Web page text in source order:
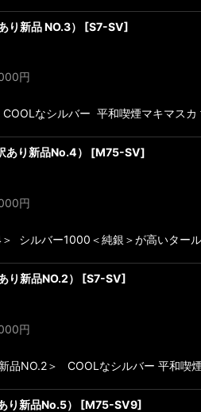
り新品 NO.3） [S7-SV]
円
なシルバー 平和喫煙マキマスカ
あり新品No.4） [M75-SV]
円
シルバー1000＜純銀＞が高いター
り新品NO.2） [S7-SV]
円
品NO.2＞ COOLなシルバー 平和喫
り新品No.5） [M75-SV9]